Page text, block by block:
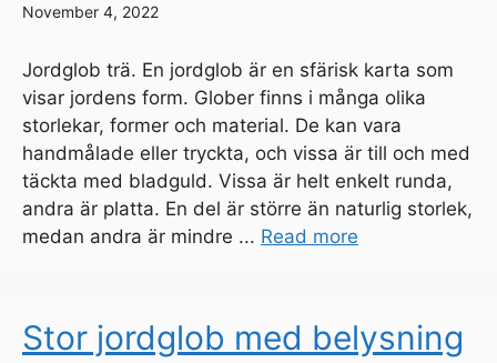
November 4, 2022
Jordglob trä. En jordglob är en sfärisk karta som
visar jordens form. Glober finns i många olika
storlekar, former och material. De kan vara
handmålade eller tryckta, och vissa är till och med
täckta med bladguld. Vissa är helt enkelt runda,
andra är platta. En del är större än naturlig storlek,
medan andra är mindre ... Read more
Stor jordglob med belysning